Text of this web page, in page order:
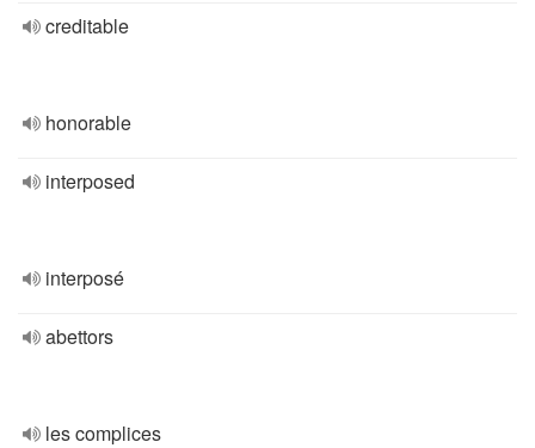
creditable
honorable
interposed
interposé
abettors
les complices